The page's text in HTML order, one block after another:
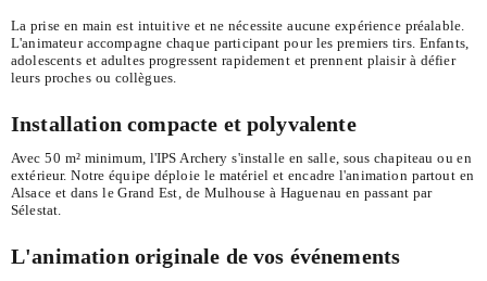
La prise en main est intuitive et ne nécessite aucune expérience préalable.
L'animateur accompagne chaque participant pour les premiers tirs. Enfants,
adolescents et adultes progressent rapidement et prennent plaisir à défier
leurs proches ou collègues.
Installation compacte et polyvalente
Avec 50 m² minimum, l'IPS Archery s'installe en salle, sous chapiteau ou en
extérieur. Notre équipe déploie le matériel et encadre l'animation partout en
Alsace et dans le Grand Est, de Mulhouse à Haguenau en passant par
Sélestat.
L'animation originale de vos événements